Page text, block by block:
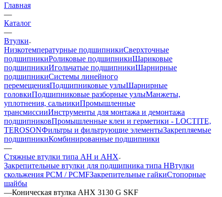
Главная
—
Каталог
—
Втулки
Низкотемпературные подшипникиСверхточные
подшипникиРоликовые подшипникиШариковые
подшипникиИгольчатые подшипникиШарнирные
подшипникиСистемы линейного
перемещенияПодшипниковые узлыШарнирные
головкиПодшипниковые разборные узлыМанжеты,
уплотнения, сальникиПромышленные
трансмиссииИнструменты для монтажа и демонтажа
подшипниковПромышленные клеи и герметики - LOCTITE,
TEROSONФильтры и фильтрующие элементыЗакрепляемые
подшипникиКомбинированные подшипники
—
Стяжные втулки типа AH и AHX
Закрепительные втулки для подшипника типа HВтулки
скольжения PCM / PCMFЗакрепительные гайкиСтопорные
шайбы
—Коническая втулка AHX 3130 G SKF